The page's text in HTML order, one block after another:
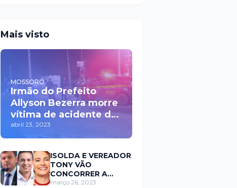
Mais visto
MOSSORÓ
Irmão do Prefeito
Allyson Bezerra morre
vítima de acidente de
trânsito durante a
madrugada na BR 110
em Mossoró
abril 23, 2023
ISOLDA E VEREADOR
TONY VÃO
CONCORRER A
PREFEITURA DE
março 26, 2023